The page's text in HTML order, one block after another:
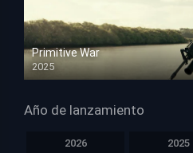
Primitive War
2025
HD 1080p
Año de lanzamiento
2026 2025